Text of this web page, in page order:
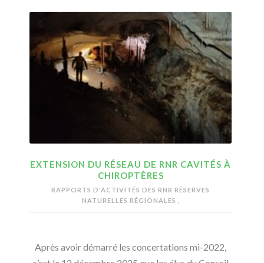
EXTENSION DU RÉSEAU DE RNR CAVITÉS À
CHIROPTÈRES
RAPPORTS D'ACTIVITÉS DES RNR RÉSERVES
NATURELLES RÉGIONALES
Après avoir démarré les concertations mi-2022,